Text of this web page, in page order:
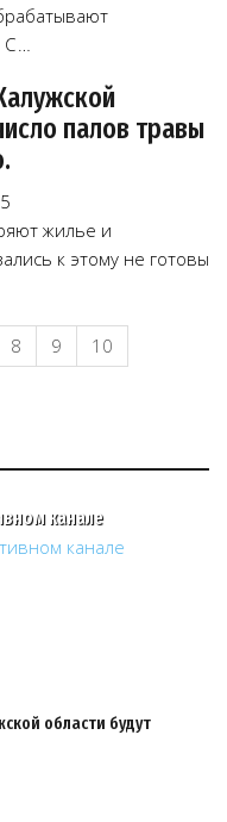
С …
палов травы
жилье и
к этому не готовы
8 9
10
канале
области будут